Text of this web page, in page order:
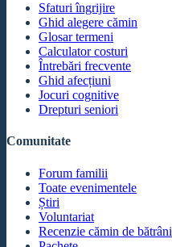
Sfaturi îngrijire
Ghid alegere cămin
Glosar termeni
Calculator costuri
Întrebări frecvente
Ghid afecțiuni
Jocuri cognitive
Drepturi seniori
Comunitate
Forum familii
Toate evenimentele
Știri
Voluntariat
Recenzie cămin de bătrâni